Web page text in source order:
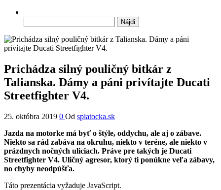
Prichádza silný pouličný bitkár z
Talianska. Dámy a páni privítajte Ducati
Streetfighter V4.
25. októbra 2019 0 Od spiatocka.sk
Jazda na motorke má byť o štýle, oddychu, ale aj o zábave.
Niekto sa rád zabáva na okruhu, niekto v teréne, ale niekto v
prázdnych nočných uliciach. Práve pre takých je Ducati
Streetfighter V4. Uličný agresor, ktorý ti ponúkne veľa zábavy,
no chyby neodpúšťa.
Táto prezentácia vyžaduje JavaScript.